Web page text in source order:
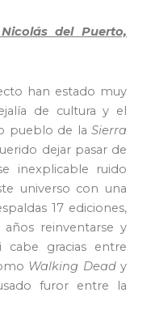
del Puerto,
han estado muy
de cultura y el
pueblo de la Sierra
dejar pasar de
inexplicable ruido
universo con una
17 ediciones,
reinventarse y
cabe gracias entre
Walking Deady
furor entre la